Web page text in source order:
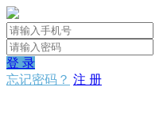
登 录
忘记密码？ 注 册